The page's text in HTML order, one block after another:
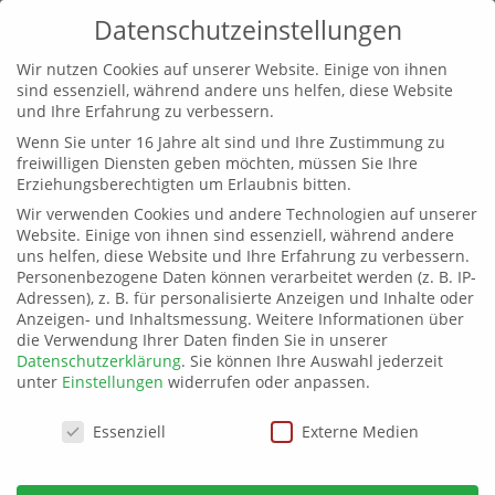
Landtagswahl in
Mecklenburg –
Vorpommern
vonlandesvorstandmv|3. Juni 2021|Allgemein
Wahl
Datenschutzeinstellungen
Wir nutzen Cookies auf unserer Website. Einige von ihnen
sind essenziell, während andere uns helfen, diese Website
und Ihre Erfahrung zu verbessern.
Wenn Sie unter 16 Jahre alt sind und Ihre Zustimmung zu
freiwilligen Diensten geben möchten, müssen Sie Ihre
Erziehungsberechtigten um Erlaubnis bitten.
Wir verwenden Cookies und andere Technologien auf unserer
Website. Einige von ihnen sind essenziell, während andere
uns helfen, diese Website und Ihre Erfahrung zu verbessern.
Personenbezogene Daten können verarbeitet werden (z. B. IP-
Adressen), z. B. für personalisierte Anzeigen und Inhalte oder
Anzeigen- und Inhaltsmessung. Weitere Informationen über
die Verwendung Ihrer Daten finden Sie in unserer
Datenschutzerklärung. Sie können Ihre Auswahl jederzeit
unter Einstellungen widerrufen oder anpassen.
Datenschutzeinstellungen
Essenziell Externe Medien